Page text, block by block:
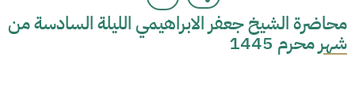
محاضرة الشيخ جعفر الابراهيمي الليلة السادسة من
شهر محرم 1445